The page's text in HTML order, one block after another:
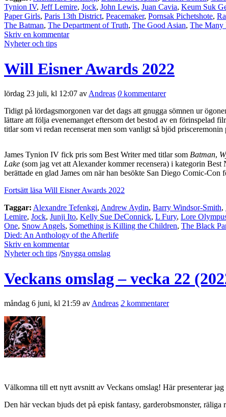
Tynion IV, Jeff Lemire, Jock, John Lewis, Juan Cavia, Keum Suk
Paper Girls, Paris 13th District, Peacemaker, Pornsak Pichetshote,
The Batman, The Department of Truth, The Good Asian, The Many
Skriv en kommentar
Nyheter och tips
Will Eisner Awards 2022
lördag 23 juli, kl 12:07 av Andreas 0 kommentarer
Tidigt på lördagsmorgonen var det dags att gnugga sömnen ur
lättare att följa evenemanget eftersom det bestod av en förinspelad
titlar som vi redan recenserat men som vanligt så bjöd
James Tynion IV fick pris som Best Writer med titlar som Batman,
Lake (som jag vet att Alexander kommer recensera) i kategorin
berättade en glad James om när han besökte San Diego Comic-
Fortsätt läsa Will Eisner Awards 2022
Taggar: Alexandre Tefenkgi, Andrew Aydin, Barry Windsor-Smith,
Lemire, Jock, Junji Ito, Kelly Sue DeConnick, L Fury, Lore
One, Snow Angels, Something is Killing the Children, The Black
Died: An Anthology of the Afterlife
Skriv en kommentar
Nyheter och tips /Snygga omslag
Veckans omslag – vecka 22
måndag 6 juni, kl 21:59 av Andreas 2 kommentarer
Välkomna till ett nytt avsnitt av Veckans omslag! Här presenterar
Den här veckan bjuds det på episk fantasy, garderobsmonster,